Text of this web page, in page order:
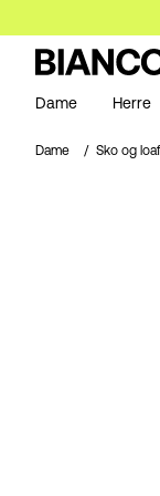
Dame Herre
Dame Sko og